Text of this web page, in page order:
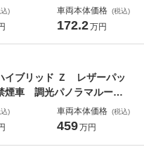
カメラ ＥＴＣ 衝突軽減
動ドア シートヒータ
トハイビーム オートラ
) 車両本体価格 (税込)
172.2万円
イブリッド Ｚ レザーパッ
車 調光パノラマルー
．３型ナビ 全周囲カメ
ＢＳＭ 衝突軽減装置
) 車両本体価格 (税込)
459万円